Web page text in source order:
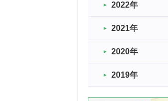
2022年
2021年
2020年
2019年